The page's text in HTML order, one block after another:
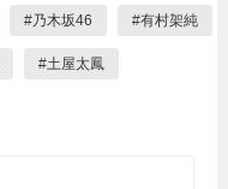
#乃木坂46 #有村架純
#土屋太鳳